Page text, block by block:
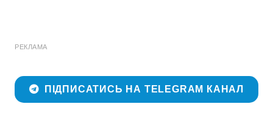
РЕКЛАМА
ПІДПИСАТИСЬ НА TELEGRAM КАНАЛ